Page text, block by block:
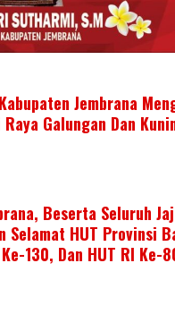
Jembrana
Galungan Dan
Beserta Seluruh
Selamat HUT Provinsi
130, Dan HUT RI Ke-